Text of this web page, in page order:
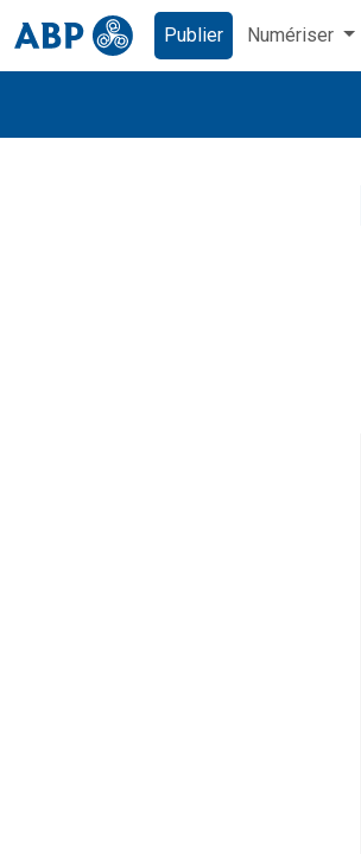
Publier Numériser